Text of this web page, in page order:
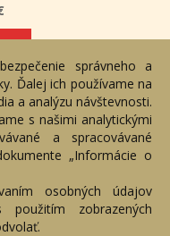
správneho a
Ďalej ich používame na
a analýzu návštevnosti.
s našimi analytickými
a spracovávané
„Informácie o
osobných údajov
použitím zobrazených